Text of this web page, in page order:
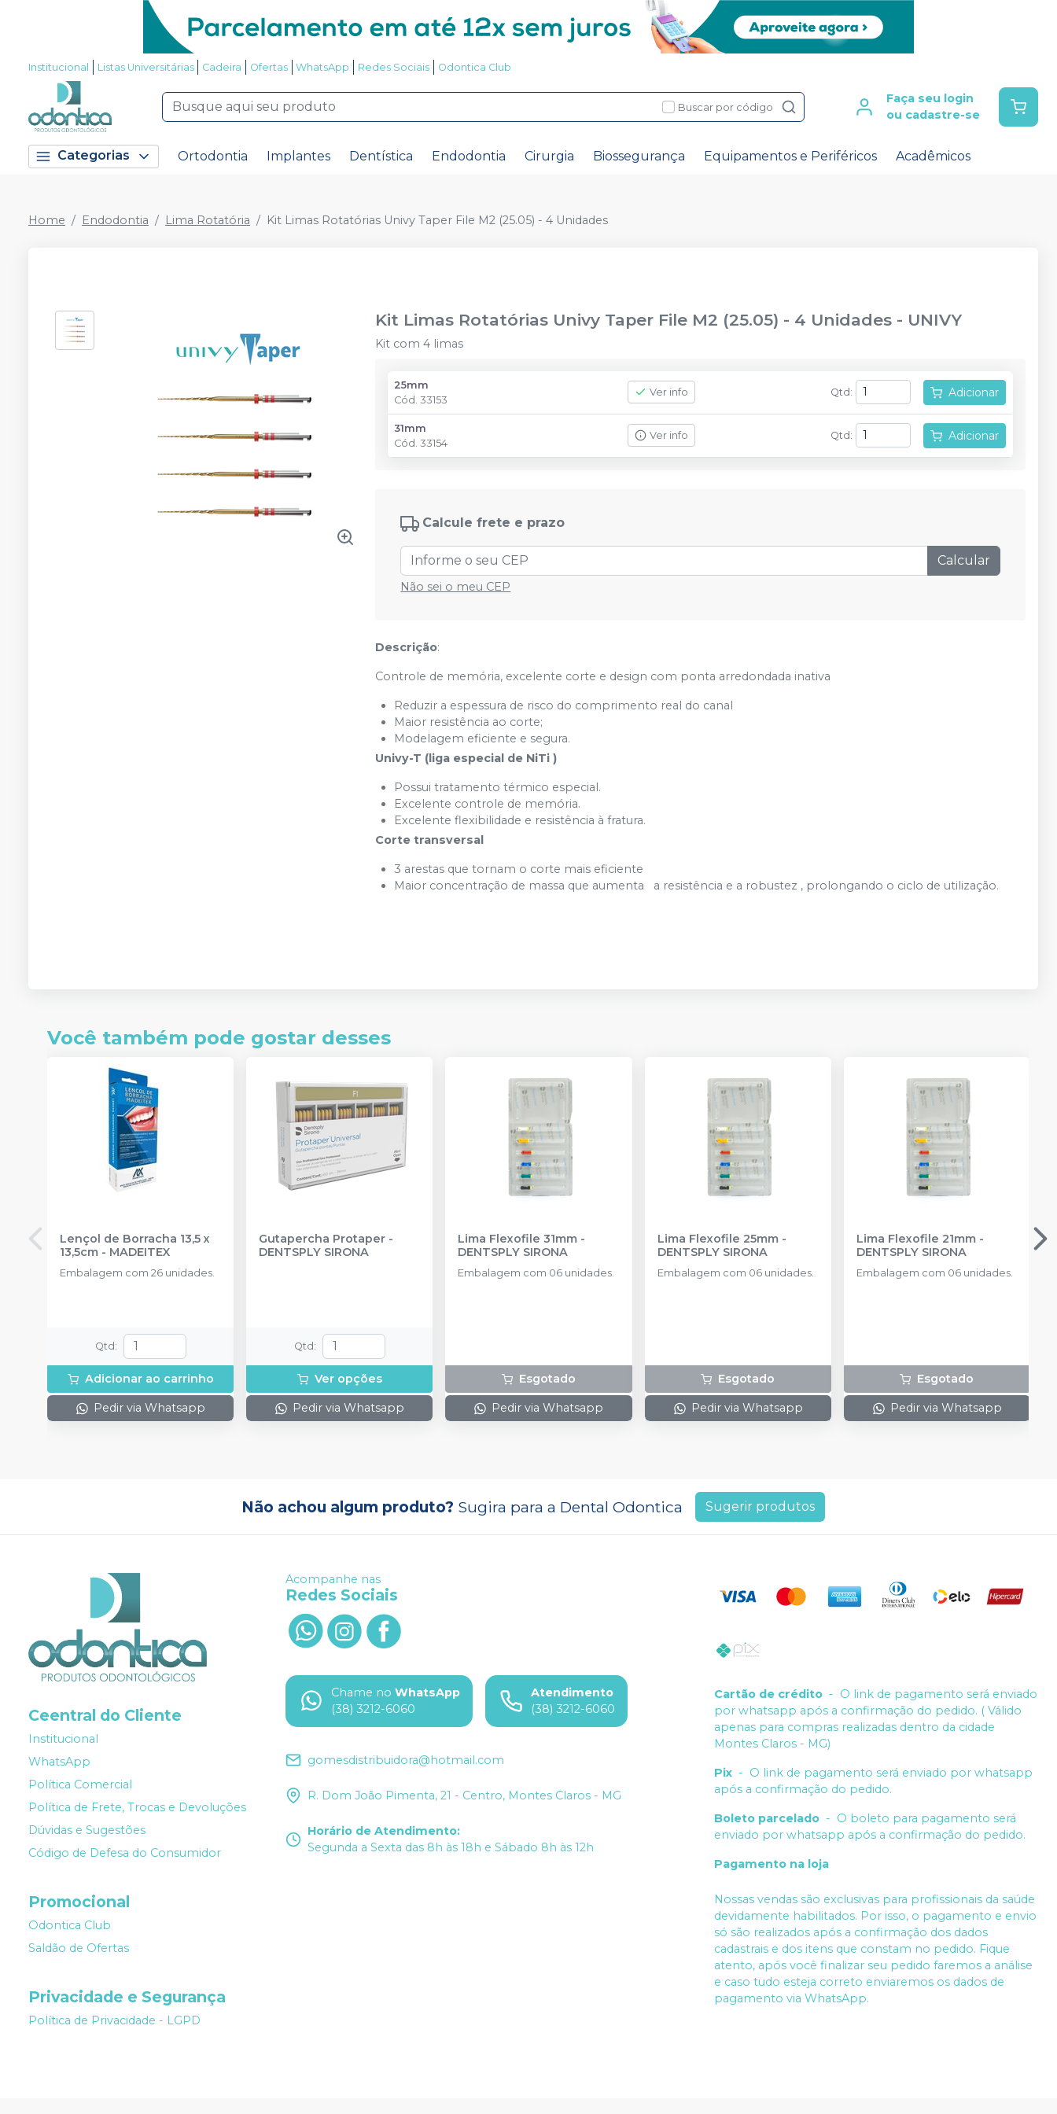
Institucional Listas Universitárias Cadeira Ofertas WhatsApp Redes Sociais Odontica Club
Buscar por código
Faça seu login
ou cadastre-se
Categorias Ortodontia Implantes Dentística Endodontia Cirurgia Biossegurança Equipamentos e Periféricos Acadêmicos
Home Endodontia Lima Rotatória Kit Limas Rotatórias Univy Taper File M2 (25.05) - 4 Unidades
Kit Limas Rotatórias Univy Taper File M2 (25.05) - 4 Unidades - UNIVY
Kit com 4 limas
25mm
Cód.33153
Ver info Qtd : Adicionar
31mm
Cód.33154
Ver info Qtd : Adicionar
Calcule frete e prazo
Calcular
Não sei o meu CEP
Descrição:
Controle de memória, excelente corte e design com ponta arredondada inativa
Reduzir a espessura de risco do comprimento real do canal
Maior resistência ao corte;
Modelagem eficiente e segura.
Univy-T (liga especial de NiTi )
Possui tratamento térmico especial.
Excelente controle de memória.
Excelente flexibilidade e resistência à fratura.
Corte transversal
3 arestas que tornam o corte mais eficiente
Maior concentração de massa que aumenta a resistência e a robustez , prolongando o ciclo de utilização.
Você também pode gostar desses
Lençol de Borracha 13,5 x
13,5cm - MADEITEX
Embalagem com 26 unidades.
Qtd :
Adicionar ao carrinho
Pedir via Whatsapp
Gutapercha Protaper -
DENTSPLY SIRONA
Qtd :
Ver opções
Pedir via Whatsapp
Lima Flexofile 31mm -
DENTSPLY SIRONA
Embalagem com 06 unidades.
Esgotado
Pedir via Whatsapp
Lima Flexofile 25mm-
DENTSPLY SIRONA
Embalagem com 06 unidades.
Esgotado
Pedir via Whatsapp
Lima Flexofile 21mm-
DENTSPLY SIRONA
Embalagem com 06 unidades.
Esgotado
Pedir via Whatsapp
Não achou algum produto? Sugira para a Dental Odontica Sugerir produtos
Ceentral do Cliente
Institucional
WhatsApp
Política Comercial
Política de Frete, Trocas e Devoluções
Dúvidas e Sugestões
Código de Defesa do Consumidor
Promocional
Odontica Club
Saldão de Ofertas
Privacidade e Segurança
Política de Privacidade - LGPD
Acompanhe nas
Redes Sociais
Chame no WhatsApp
(38) 3212-6060
Atendimento
(38) 3212-6060
gomesdistribuidora@hotmail.com
R. Dom João Pimenta, 21 - Centro, Montes Claros - MG
Horário de Atendimento:
Segunda a Sexta das 8h às 18h e Sábado 8h às 12h
Cartão de crédito - O link de pagamento será enviado
por whatsapp após a confirmação do pedido. ( Válido
apenas para compras realizadas dentro da cidade
Montes Claros - MG)
Pix - O link de pagamento será enviado por whatsapp
após a confirmação do pedido.
Boleto parcelado - O boleto para pagamento será
enviado por whatsapp após a confirmação do pedido.
Pagamento na loja
Nossas vendas são exclusivas para profissionais da saúde
devidamente habilitados. Por isso, o pagamento e envio
só são realizados após a confirmação dos dados
cadastrais e dos itens que constam no pedido. Fique
atento, após você finalizar seu pedido faremos a análise
e caso tudo esteja correto enviaremos os dados de
pagamento via WhatsApp.